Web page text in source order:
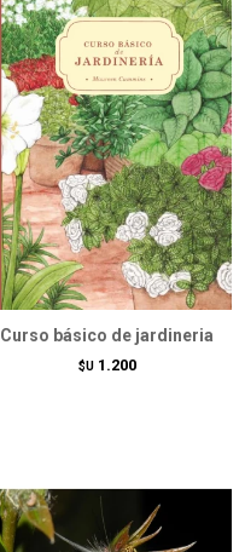
Curso básico de jardineria
$U 1.200